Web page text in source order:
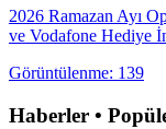
2026 Ramazan Ayı
ve Vodafone Hediye
Görüntülenme: 139
Haberler •